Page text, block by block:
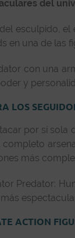
del
esculpido,
en una de las
con una
y
LOS
por sí
más
Predator:
ACTION